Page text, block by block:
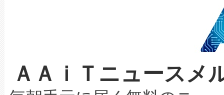
加組織は、Enzeneのバイオ
選定された製品について、自
取得できる可能性もあります
設には、3億～4億ドルかか
事業者の負担軽減という課題
系統連系を迅速にし、ピーク
限を超えて利用可能な電力容
持できるよう貢献します。こ
狭視野のFOVを切り替えるこ
ケーブル、枝などの細かな対
なレーザースポットにより、
な環境下でも豊かなディテー
ＡＡｉＴニュース